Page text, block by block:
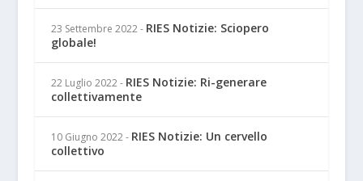
23 Settembre 2022 - RIES Notizie: Sciopero
globale!
22 Luglio 2022 - RIES Notizie: Ri-generare
collettivamente
10 Giugno 2022 - RIES Notizie: Un cervello
collettivo